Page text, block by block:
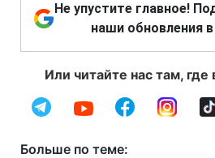
Не упустите главное!
наши обновления
Или читайте нас там, где
Больше по теме: